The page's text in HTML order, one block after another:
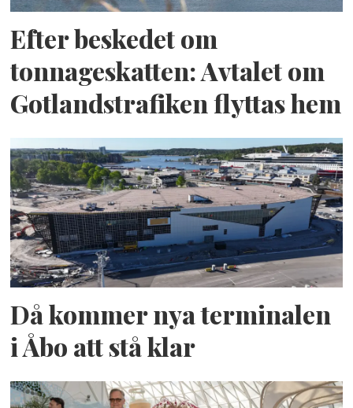
Efter beskedet om
tonnageskatten: Avtalet om
Gotlandstrafiken flyttas hem
Då kommer nya terminalen
i Åbo att stå klar